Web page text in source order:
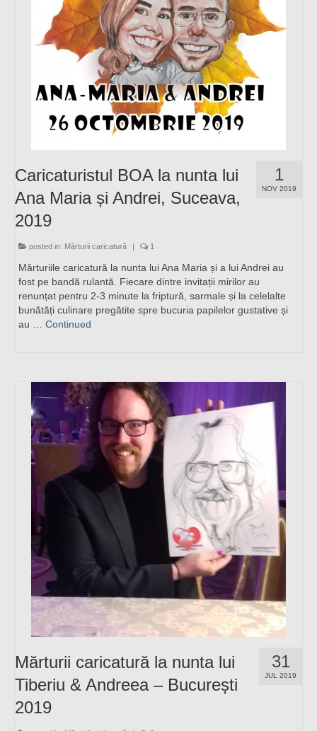
1
NOV 2019
Caricaturistul BOA la nunta lui
Ana Maria și Andrei, Suceava,
2019
posted in: Mărturii caricatură | 1
Mărturiile caricatură la nunta lui Ana Maria și a lui Andrei au
fost pe bandă rulantă. Fiecare dintre invitații mirilor au
renunțat pentru 2-3 minute la friptură, sarmale și la celelalte
bunătăți culinare pregătite spre bucuria papilelor gustative și
au … Continued
31
JUL 2019
Mărturii caricatură la nunta lui
Tiberiu & Andreea – București
2019